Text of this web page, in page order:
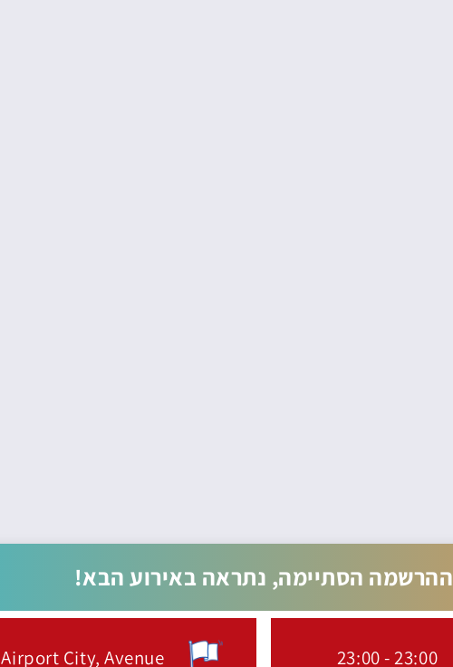
ההרשמה הסתיימה, נתראה באירוע הבא!
23:00
-
23:00
Airport City, Avenue